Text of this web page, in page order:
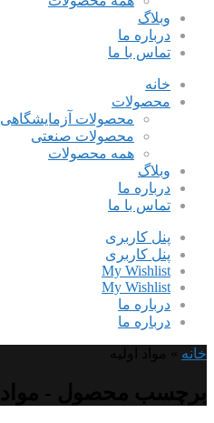
وبلاگ
درباره ما
تماس با ما
خانه
محصولات
محصولات آزمایشگاهی
محصولات صنعتی
همه محصولات
وبلاگ
درباره ما
تماس با ما
پنل کاربری
پنل کاربری
My Wishlist
My Wishlist
درباره ما
درباره ما
خانه